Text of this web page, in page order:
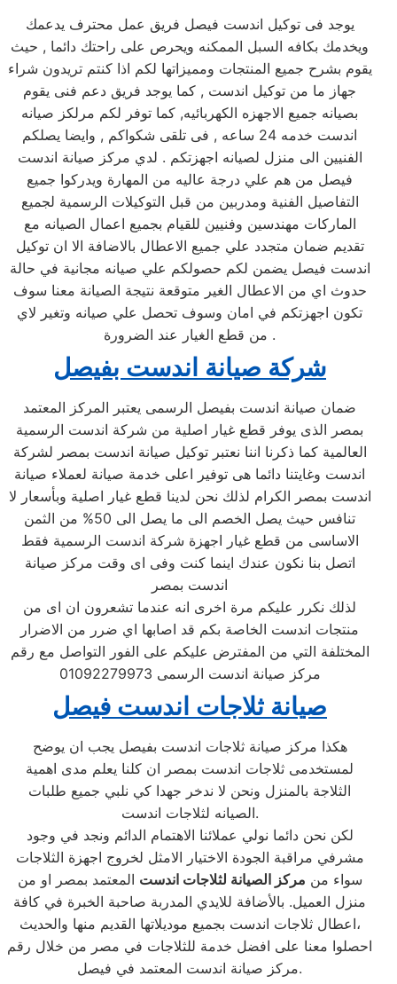
يوجد فى توكيل اندست فيصل فريق عمل محترف يدعمك
ويخدمك بكافه السبل الممكنه ويحرص على راحتك دائما , حيث
يقوم بشرح جميع المنتجات ومميزاتها لكم اذا كنتم تريدون شراء
جهاز ما من توكيل اندست , كما يوجد فريق دعم فنى يقوم
بصيانه جميع الاجهزه الكهربائيه, كما توفر لكم مرلكز صيانه
اندست خدمه 24 ساعه , فى تلقى شكواكم , وايضا يصلكم
الفنيين الى منزل لصيانه اجهزتكم . لدي مركز صيانة اندست
فيصل من هم علي درجة عاليه من المهارة ويدركوا جميع
التفاصيل الفنية ومدربين من قبل التوكيلات الرسمية لجميع
الماركات مهندسين وفنيين للقيام بجميع اعمال الصيانه مع
تقديم ضمان متجدد علي جميع الاعطال بالاضافة الا ان توكيل
اندست فيصل يضمن لكم حصولكم علي صيانه مجانية في حالة
حدوث اي من الاعطال الغير متوقعة نتيجة الصيانة معنا سوف
تكون اجهزتكم في امان وسوف تحصل علي صيانه وتغير لاي
من قطع الغيار عند الضرورة .
شركة صيانة اندست بفيصل
ضمان صيانة اندست بفيصل الرسمى يعتبر المركز المعتمد
بمصر الذى يوفر قطع غيار اصلية من شركة اندست الرسمية
العالمية كما ذكرنا اننا نعتبر توكيل صيانة اندست بمصر لشركة
اندست وغايتنا دائما هى توفير اعلى خدمة صيانة لعملاء صيانة
اندست بمصر الكرام لذلك نحن لدينا قطع غيار اصلية وبأسعار لا
تنافس حيث يصل الخصم الى ما يصل الى 50% من الثمن
الاساسى من قطع غيار اجهزة شركة اندست الرسمية فقط
اتصل بنا نكون عندك اينما كنت وفى اى وقت مركز صيانة
اندست بمصر
لذلك نكرر عليكم مرة اخرى انه عندما تشعرون ان اى من
منتجات اندست الخاصة بكم قد اصابها اي ضرر من الاضرار
المختلفة التي من المفترض عليكم على الفور التواصل مع رقم
مركز صيانة اندست الرسمى 01092279973
صيانة ثلاجات اندست فيصل
هكذا مركز صيانة ثلاجات اندست بفيصل يجب ان يوضح
لمستخدمى ثلاجات اندست بمصر ان كلنا يعلم مدى اهمية
الثلاجة بالمنزل ونحن لا ندخر جهدا كي نلبي جميع طلبات
الصيانه لثلاجات اندست.
لكن نحن دائما نولي عملائنا الاهتمام الدائم ونجد في وجود
مشرفي مراقبة الجودة الاختيار الامثل لخروج اجهزة الثلاجات
سواء من مركز الصيانة لثلاجات اندست المعتمد بمصر او من
منزل العميل. بالأضافة للايدي المدربة صاحبة الخبرة في كافة
اعطال ثلاجات اندست بجميع موديلاتها القديم منها والحديث،
احصلوا معنا على افضل خدمة للثلاجات في مصر من خلال رقم
مركز صيانة اندست المعتمد في فيصل.